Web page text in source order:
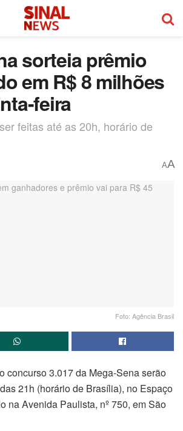
sorteia prêmio
em R$ 8 milhões
feira
feitas até as 20h, horário de
AA
Foto: Agência Brasil
concurso 3.017 da Mega-Sena serão
21h (horário de Brasília), no Espaço
na Avenida Paulista, nº 750, em São